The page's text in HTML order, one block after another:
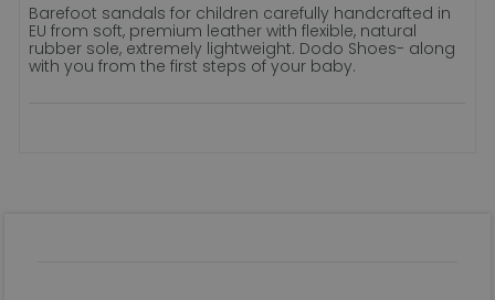
Barefoot sandals for children carefully handcrafted in
EU from soft, premium leather with flexible, natural
rubber sole, extremely lightweight. Dodo Shoes- along
with you from the first steps of your baby.